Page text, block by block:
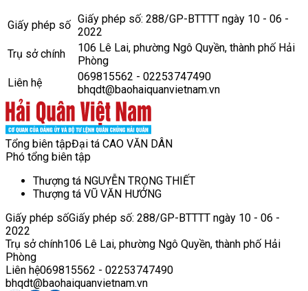
Giấy phép số Giấy phép số: 288/GP-BTTTT ngày 10 - 06 -
2022
Trụ sở chính
106 Lê Lai, phường Ngô Quyền, thành phố Hải
Phòng
Liên hệ
069815562 - 02253747490
bhqdt@baohaiquanvietnam.vn
Tổng biên tậpĐại tá CAO VĂN DÂN
Phó tổng biên tập
Thượng tá NGUYỄN TRỌNG THIẾT
Thượng tá VŨ VĂN HƯỞNG
Giấy phép sốGiấy phép số: 288/GP-BTTTT ngày 10 - 06 -
2022
Trụ sở chính106 Lê Lai, phường Ngô Quyền, thành phố Hải
Phòng
Liên hệ069815562 - 02253747490
bhqdt@baohaiquanvietnam.vn